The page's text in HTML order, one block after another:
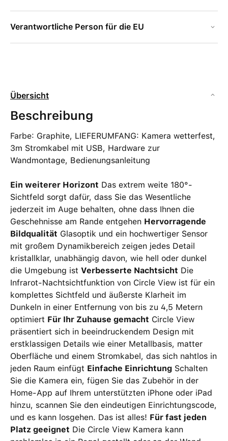
Verantwortliche Person für die EU
Übersicht
Beschreibung
Farbe: Graphite, LIEFERUMFANG: Kamera wetterfest,
3m Stromkabel mit USB, Hardware zur
Wandmontage, Bedienungsanleitung
Ein weiterer Horizont Das extrem weite 180°-
Sichtfeld sorgt dafür, dass Sie das Wesentliche
jederzeit im Auge behalten, ohne dass Ihnen die
Geschehnisse am Rande entgehen Hervorragende
Bildqualität Glasoptik und ein hochwertiger Sensor
mit großem Dynamikbereich zeigen jedes Detail
kristallklar, unabhängig davon, wie hell oder dunkel
die Umgebung ist Verbesserte Nachtsicht Die
Infrarot-Nachtsichtfunktion von Circle View ist für ein
komplettes Sichtfeld und äußerste Klarheit im
Dunkeln in einer Entfernung von bis zu 4,5 Metern
optimiert Für Ihr Zuhause gemacht Circle View
präsentiert sich in beeindruckendem Design mit
erstklassigen Details wie einer Metallbasis, matter
Oberfläche und einem Stromkabel, das sich nahtlos in
jeden Raum einfügt Einfache Einrichtung Schalten
Sie die Kamera ein, fügen Sie das Zubehör in der
Home-App auf Ihrem unterstützten iPhone oder iPad
hinzu, scannen Sie den eindeutigen Einrichtungscode,
und es kann losgehen. Das ist alles! Für fast jeden
Platz geeignet Die Circle View Kamera kann